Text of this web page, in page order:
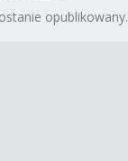
opublikowany.